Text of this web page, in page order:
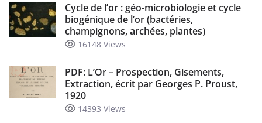
Cycle de l’or : géo-microbiologie et cycle
biogénique de l’or (bactéries,
champignons, archées, plantes)
16148 Views
PDF: L’Or – Prospection, Gisements,
Extraction, écrit par Georges P. Proust,
1920
14393 Views